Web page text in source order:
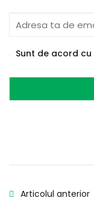
Sunt de acord cu
Articolul anterior